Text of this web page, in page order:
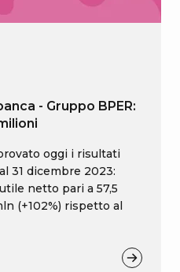
- Gruppo BPER:
oggi i risultati
31 dicembre 2023:
netto pari a 57,5
(+102%) rispetto al